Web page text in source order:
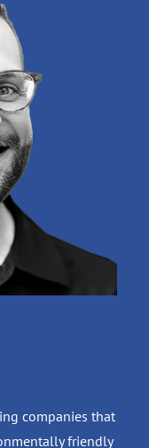
companies that
friendly